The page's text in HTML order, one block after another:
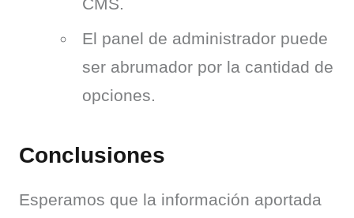
El panel de administrador puede
ser abrumador por la cantidad de
opciones.
Conclusiones
Esperamos que la información aportada